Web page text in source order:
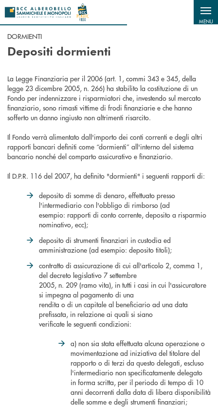
Salta al contenuto principale
MENU
DORMIENTI
Depositi dormienti
La Legge Finanziaria per il 2006 (art. 1, commi 343 e 345, della
legge 23 dicembre 2005, n. 266) ha stabilito la costituzione di un
Fondo per indennizzare i risparmiatori che, investendo sul mercato
finanziario, sono rimasti vittime di frodi finanziarie e che hanno
sofferto un danno ingiusto non altrimenti risarcito.
Il Fondo verrà alimentato dall'importo dei conti correnti e degli altri
rapporti bancari definiti come “dormienti” all'interno del sistema
bancario nonché del comparto assicurativo e finanziario.
Il D.P.R. 116 del 2007, ha definito "dormienti" i seguenti rapporti di:
deposito di somme di denaro, effettuato presso
l'intermediario con l'obbligo di rimborso (ad
esempio: rapporti di conto corrente, deposito a risparmio
nominativo, ecc);
deposito di strumenti finanziari in custodia ed
amministrazione (ad esempio: deposito titoli);
contratto di assicurazione di cui all'articolo 2, comma 1,
del decreto legislativo 7 settembre
2005, n. 209 (ramo vita), in tutti i casi in cui l'assicuratore
si impegna al pagamento di una
rendita o di un capitale al beneficiario ad una data
prefissata, in relazione ai quali si siano
verificate le seguenti condizioni:
a) non sia stata effettuata alcuna operazione o
movimentazione ad iniziativa del titolare del
rapporto o di terzi da questo delegati, escluso
l'intermediario non specificatamente delegato
in forma scritta, per il periodo di tempo di 10
anni decorrenti dalla data di libera disponibilità
delle somme e degli strumenti finanziari;